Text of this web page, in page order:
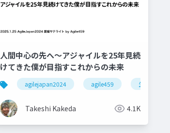
人間中心の先へ〜アジャイルを25年見続
けてきた僕が目指すこれからの未来
agilejapan2024 agile459 生命システム
Takeshi Kakeda 4.1K